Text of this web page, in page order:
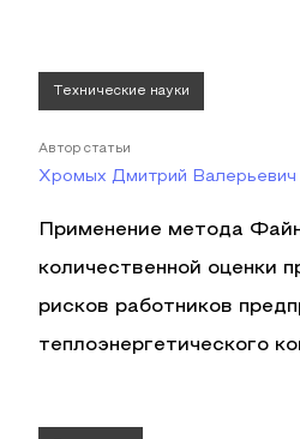
Технические науки
Автор статьи
Хромых Дмитрий Валерьевич
Применение метода
количественной оценки
рисков работников
теплоэнергетического